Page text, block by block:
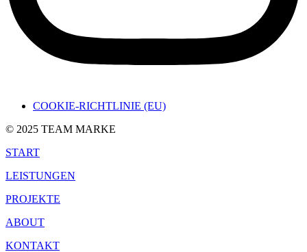
COOKIE-RICHTLINIE (EU)
© 2025 TEAM MARKE
START
LEISTUNGEN
PROJEKTE
ABOUT
KONTAKT